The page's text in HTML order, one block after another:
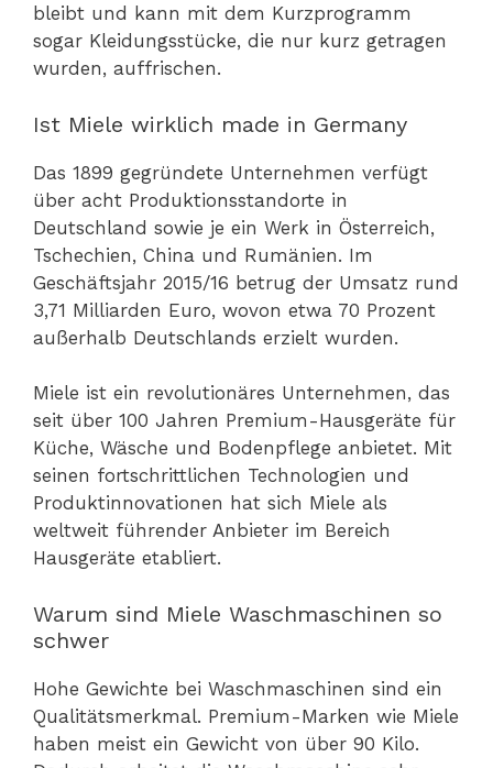
bleibt und kann mit dem Kurzprogramm
sogar Kleidungsstücke, die nur kurz getragen
wurden, auffrischen.
Ist Miele wirklich made in Germany
Das 1899 gegründete Unternehmen verfügt
über acht Produktionsstandorte in
Deutschland sowie je ein Werk in Österreich,
Tschechien, China und Rumänien. Im
Geschäftsjahr 2015/16 betrug der Umsatz rund
3,71 Milliarden Euro, wovon etwa 70 Prozent
außerhalb Deutschlands erzielt wurden.
Miele ist ein revolutionäres Unternehmen, das
seit über 100 Jahren Premium-Hausgeräte für
Küche, Wäsche und Bodenpflege anbietet. Mit
seinen fortschrittlichen Technologien und
Produktinnovationen hat sich Miele als
weltweit führender Anbieter im Bereich
Hausgeräte etabliert.
Warum sind Miele Waschmaschinen so
schwer
Hohe Gewichte bei Waschmaschinen sind ein
Qualitätsmerkmal. Premium-Marken wie Miele
haben meist ein Gewicht von über 90 Kilo.